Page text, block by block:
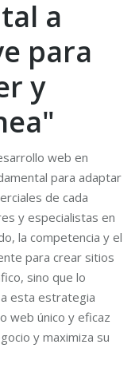
a
para
y
web en
para adaptar
de cada
y especialistas en
la competencia y el
para crear sitios
sino que lo
esta estrategia
web único y eficaz
y maximiza su